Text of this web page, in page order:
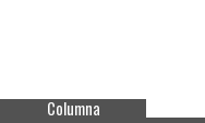
Columna